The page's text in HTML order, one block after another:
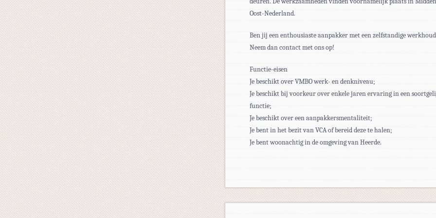
Oost-Nederland.
Ben jij een enthousiaste aanpakker met een zelfstandige
Neem dan contact met ons op!
Functie-eisen
Je beschikt over VMBO werk- en denkniveau;
Je beschikt bij voorkeur over enkele jaren ervaring in een
functie;
Je beschikt over een aanpakkersmentaliteit;
Je bent in het bezit van VCA of bereid deze te halen;
Je bent woonachtig in de omgeving van Heerde.